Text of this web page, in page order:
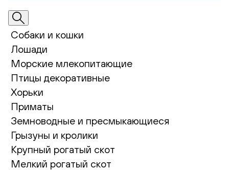
Собаки и кошки
Лошади
Морские млекопитающие
Птицы декоративные
Хорьки
Приматы
Земноводные и пресмыкающиеся
Грызуны и кролики
Крупный рогатый скот
Мелкий рогатый скот